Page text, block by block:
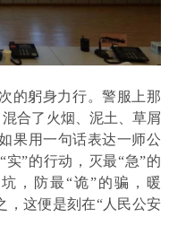
的躬身力行。警服上那
合了火烟、泥土、草屑
果用一句话表达一师公
”的行动，灭最“急”的
，防最“诡”的骗，暖
这便是刻在“人民公安